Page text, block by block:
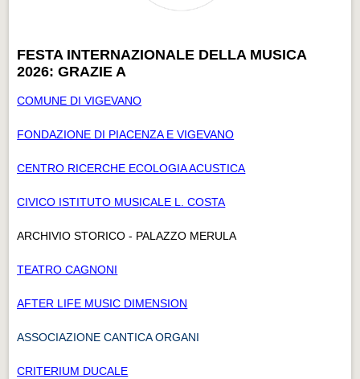
FESTA INTERNAZIONALE DELLA MUSICA
2026: GRAZIE A
COMUNE DI VIGEVANO
FONDAZIONE DI PIACENZA E VIGEVANO
CENTRO RICERCHE ECOLOGIA ACUSTICA
CIVICO ISTITUTO MUSICALE L. COSTA
ARCHIVIO STORICO - PALAZZO MERULA
TEATRO CAGNONI
AFTER LIFE MUSIC DIMENSION
ASSOCIAZIONE CANTICA ORGANI
CRITERIUM DUCALE